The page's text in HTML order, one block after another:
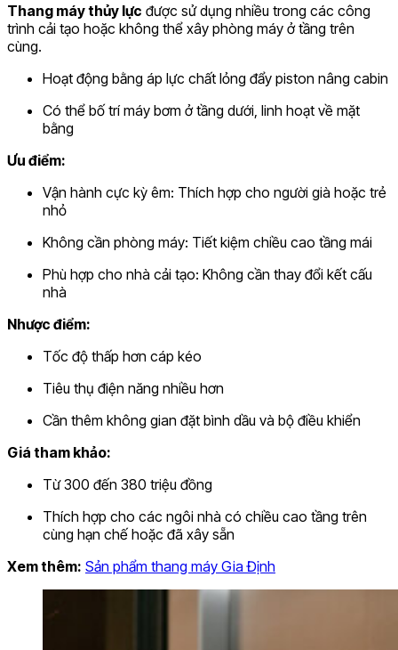
Thang máy thủy lực được sử dụng nhiều trong các công
trình cải tạo hoặc không thể xây phòng máy ở tầng trên
cùng.
Hoạt động bằng áp lực chất lỏng đẩy piston nâng cabin
Có thể bố trí máy bơm ở tầng dưới, linh hoạt về mặt
bằng
Ưu điểm:
Vận hành cực kỳ êm: Thích hợp cho người già hoặc trẻ
nhỏ
Không cần phòng máy: Tiết kiệm chiều cao tầng mái
Phù hợp cho nhà cải tạo: Không cần thay đổi kết cấu
nhà
Nhược điểm:
Tốc độ thấp hơn cáp kéo
Tiêu thụ điện năng nhiều hơn
Cần thêm không gian đặt bình dầu và bộ điều khiển
Giá tham khảo:
Từ 300 đến 380 triệu đồng
Thích hợp cho các ngôi nhà có chiều cao tầng trên
cùng hạn chế hoặc đã xây sẵn
Xem thêm: Sản phẩm thang máy Gia Định